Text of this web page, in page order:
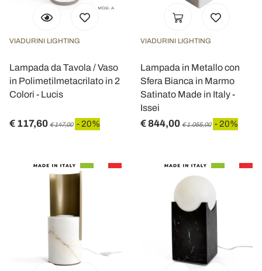
VIADURINI LIGHTING
Lampada da Tavola / Vaso
in Polimetilmetacrilato in 2
Colori - Lucis
€ 117,60 € 147,00 - 20%
VIADURINI LIGHTING
Lampada in Metallo con
Sfera Bianca in Marmo
Satinato Made in Italy -
Issei
€ 844,00 € 1.055,00 - 20%